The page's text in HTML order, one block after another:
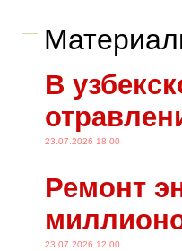
В
23.07.2026 18:00
Ремонт
23.07.2026 12:00